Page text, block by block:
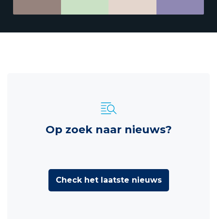
Op zoek naar nieuws?
Check het laatste nieuws